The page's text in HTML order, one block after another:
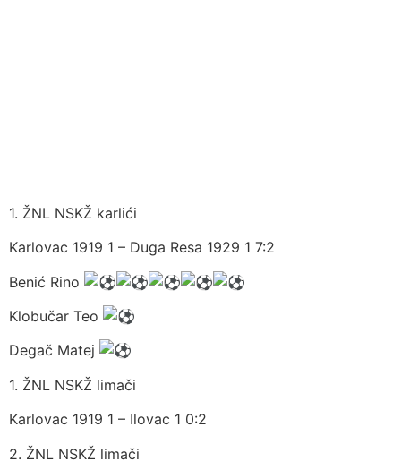
1. ŽNL NSKŽ karlići
Karlovac 1919 1 – Duga Resa 1929 1 7:2
Benić Rino
Klobučar Teo
Degač Matej
1. ŽNL NSKŽ limači
Karlovac 1919 1 – Ilovac 1 0:2
2. ŽNL NSKŽ limači